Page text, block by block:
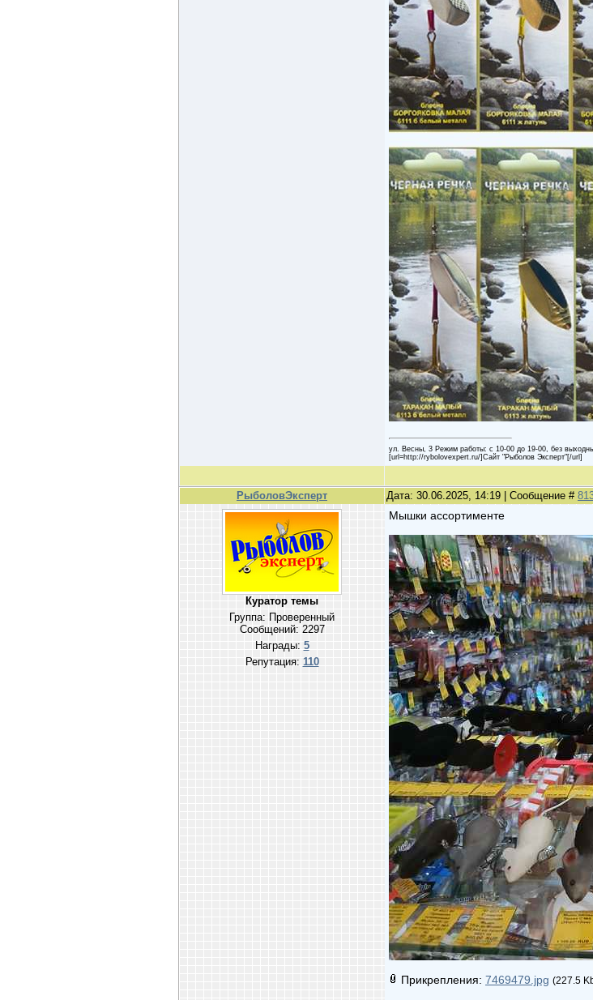
ул. Весны, 3 Режим работы: с 10-00 до 19-00, без
[url=http://rybolovexpert.ru/]Сайт "Рыболов Эксперт"[/url]
РыболовЭксперт Дата: 30.06.2025, 14:19 | Сообщение #
Куратор темы
Группа: Проверенный
Сообщений: 2297
Награды: 5
Репутация: 110
Мышки ассортименте
Прикрепления: 7469479.jpg (227.5